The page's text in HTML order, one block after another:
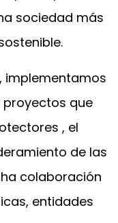
sociedad más
implementamos
que
, el
de las
colaboración
entidades